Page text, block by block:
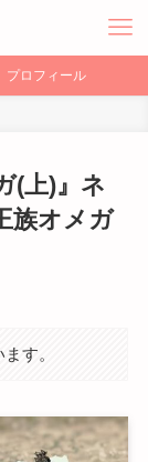
プロフィール
(上)』ネ
族オメガ
す。